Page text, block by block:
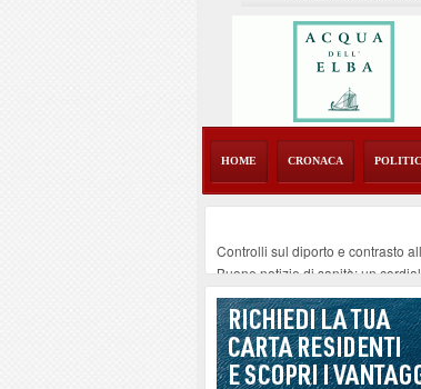
HOME CRONACA
Controlli sul diporto e contrasto
Buone notizie di sanità: un
Altiero Spinelli e Ursula
Capoliveri, potenziata la pulizia
Marina di Campo tra i porti